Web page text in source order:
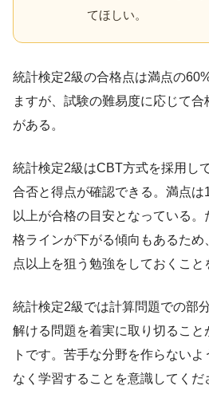
てほしい。
統計検定2級の合格点は満点の
ますが、試験の難易度に応じて
がある。
統計検定2級はCBT方式を採用し
合否と得点が確認できる。満点
以上が合格の目安となっている
格ラインが下がる傾向もあるた
点以上を狙う勉強をしておくこと
統計検定2級では計算問題での部
解ける問題を着実に取り切るこ
トです。苦手な分野を作らない
なく学習することを意識してく